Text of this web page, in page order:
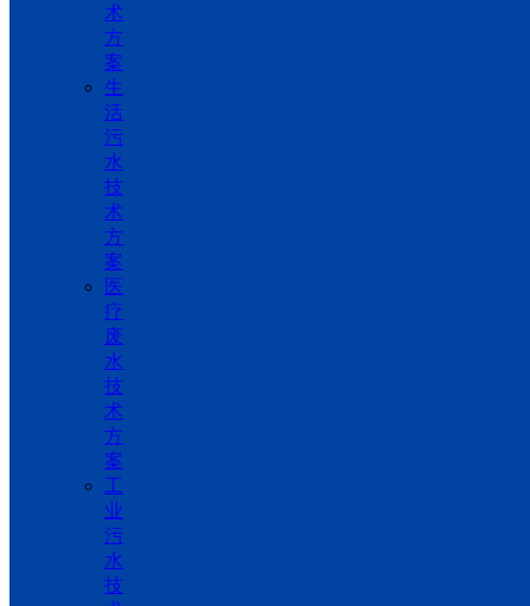
术
方
案
生
活
污
水
技
术
方
案
医
疗
废
水
技
术
方
案
工
业
污
水
技